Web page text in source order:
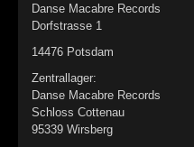
Danse Macabre Records
Dorfstrasse 1
14476 Potsdam
Zentrallager:
Danse Macabre Records
Schloss Cottenau
95339 Wirsberg